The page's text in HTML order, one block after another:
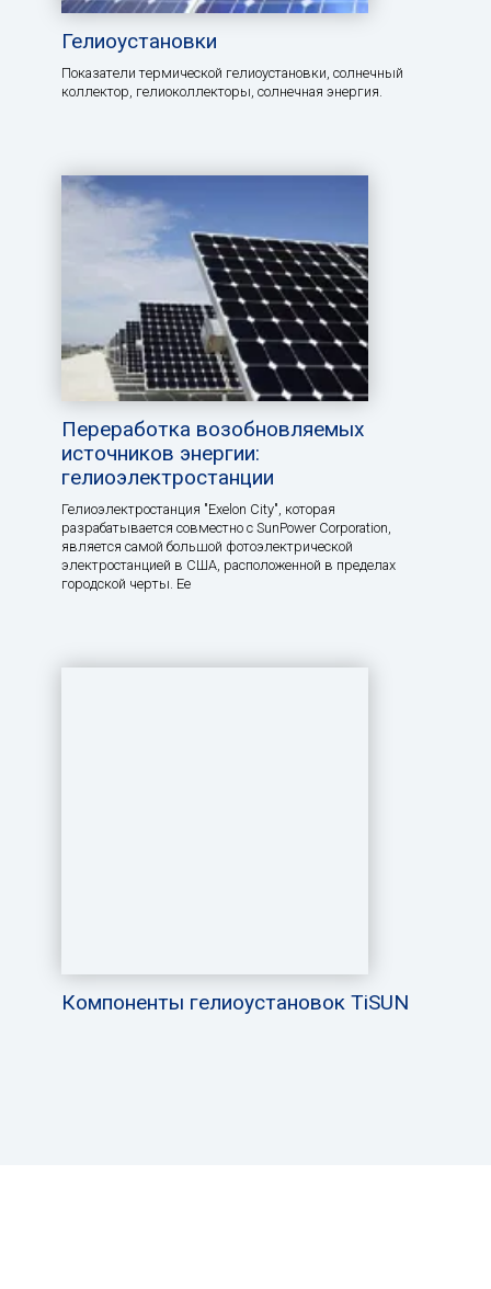
Гелиоустановки
Показатели термической гелиоустановки, солнечный
коллектор, гелиоколлекторы, солнечная энергия.
Переработка возобновляемых
источников энергии:
гелиоэлектростанции
Гелиоэлектростанция "Exelon City", которая
разрабатывается совместно с SunPower Corporation,
является самой большой фотоэлектрической
электростанцией в США, расположенной в пределах
городской черты. Ее
Компоненты гелиоустановок TiSUN